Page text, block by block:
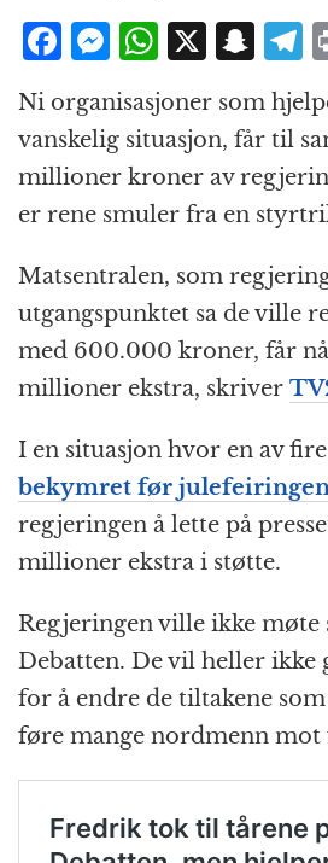
F
c
e
b
o
o
k
M
e
ss
e
n
g
e
r
W
h
at
s
A
p
p
X S
n
a
p
c
h
at
el
e
g
r
a
Ni organisasjoner som
vanskelig situasjon, får til
millioner kroner av
er rene smuler fra en
Matsentralen, som
utgangspunktet sa de ville
med 600.000 kroner, får
millioner ekstra, skriver
I en situasjon hvor en av
bekymret før
regjeringen å lette på
millioner ekstra i støtte.
Regjeringen ville ikke møte
Debatten. De vil heller
for å endre de tiltakene
føre mange nordmenn